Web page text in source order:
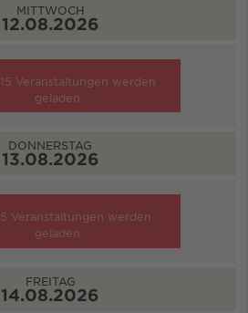
MITTWOCH
12.08.2026
15 Veranstaltungen werden
geladen
DONNERSTAG
13.08.2026
5 Veranstaltungen werden
geladen
FREITAG
14.08.2026